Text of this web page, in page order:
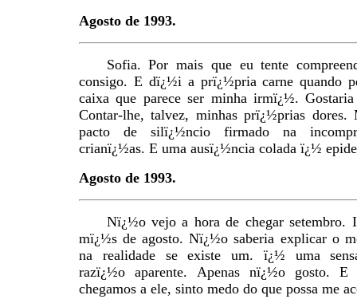
Agosto de 1993.
Sofia. Por mais que eu tente
consigo. E dï¿½i a prï¿½pria carne quando
caixa que parece ser minha irmï¿½.
Contar-lhe, talvez, minhas prï¿½prias dores.
pacto de silï¿½ncio firmado na
crianï¿½as. E uma ausï¿½ncia colada ï¿½
Agosto de 1993.
Nï¿½o vejo a hora de chegar setembro.
mï¿½s de agosto. Nï¿½o saberia explicar o
na realidade se existe um. ï¿½ uma
razï¿½o aparente. Apenas nï¿½o gosto. E
chegamos a ele, sinto medo do que possa me